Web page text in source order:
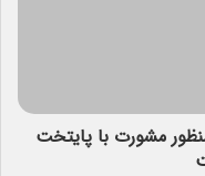
مشورت با پایتخت